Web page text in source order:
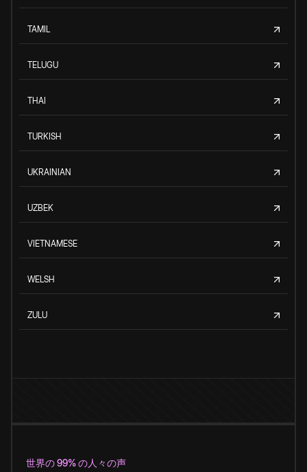
TAMIL
TELUGU
THAI
TURKISH
UKRAINIAN
UZBEK
VIETNAMESE
WELSH
ZULU
世界の 99% の人々の声